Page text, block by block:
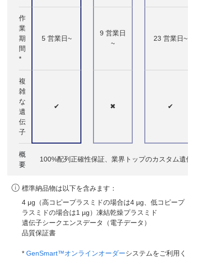
作
業
期
間
*
5 営業日~
9 営業日
~
23 営業日~
複
雑
な
遺
伝
子
✔ ✖ ✔
概
要
100%配列正確性保証、業界トップのカスタム遺伝子
標準納品物は以下を含みます：
4 μg（高コピープラスミドの場合は4 µg、低コピープ
ラスミドの場合は1 µg）凍結乾燥プラスミド
遺伝子シークエンスデータ（電子データ）
品質保証書
* GenSmart™オンラインオーダーシステムをご利用く